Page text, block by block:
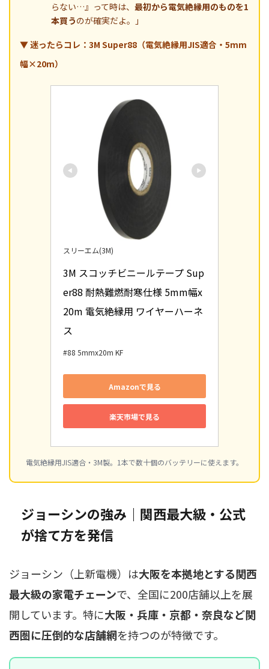
らない…』って時は、 最初から電気絶縁用のものを1
本買うのが確実だよ。」
▼ 迷ったらコレ：3M Super88（電気絶縁用JIS適合・5mm
幅×20m）
スリーエム(3M)
3M スコッチビニールテープ Sup
er88 耐熱難燃耐寒仕様 5mm幅x
20m 電気絶縁用 ワイヤーハーネ
ス
#88 5mmx20m KF
Amazonで見る
楽天市場で見る
電気絶縁用JIS適合・3M製。1本で数十個のバッテリーに使えます。
ジョーシンの強み｜関西最大級・公式
が捨て方を発信
ジョーシン（上新電機）は大阪を本拠地とする関西
最大級の家電チェーンで、全国に200店舗以上を展
開しています。特に大阪・兵庫・京都・奈良など関
西圏に圧倒的な店舗網を持つのが特徴です。